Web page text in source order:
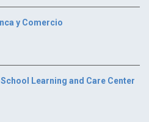
y Comercio
Learning and Care Center